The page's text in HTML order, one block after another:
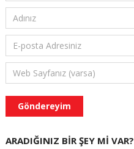
ARADIĞINIZ BIR ŞEY MI VAR?